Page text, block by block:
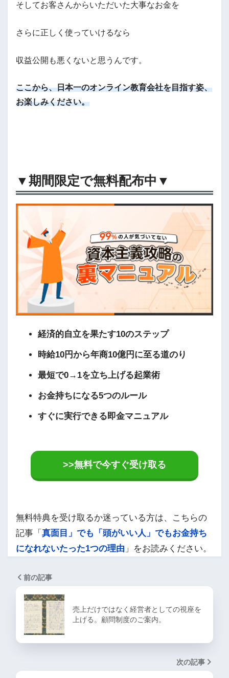
そしてお客さんからいただいた大事なお金を
さらに正しく使っていけるなら
収益公開も悪くないと思うんです。
ここから、日本一のオンライン教育会社を目指す姿、
お楽しみください。
▼期間限定で無料配布中▼
経済的自立を果たす10のステップ
時給10円から年商10億円に至る道のり
最短で0→1を立ち上げる起業術
お金持ちになる5つのルール
すぐに実行できる即金マニュアル
>>無料で今すぐ受け取る
無料特典を受け取るか迷っている方は、こちらの
記事「 真面目」でも「頭がいい人」でもお金持ち
になれないたった1つの理由 」をお読みください。
前の記事
売上だけではなく経営者としての視座を
上げる。顧問制度のご案内。
次の記事